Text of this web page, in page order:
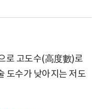
로 고도수(高度數)로
도수가 낮아지는 저도